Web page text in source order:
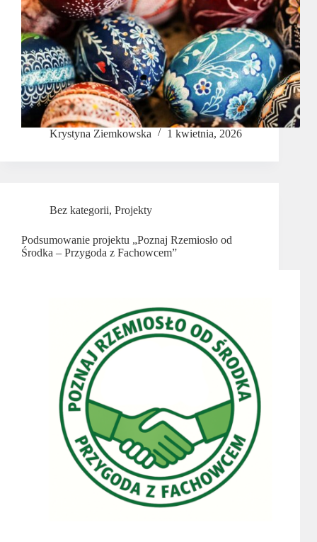
Krystyna Ziemkowska 1 kwietnia, 2026
Bez kategorii, Projekty
Podsumowanie projektu „Poznaj Rzemiosło od
Środka – Przygoda z Fachowcem”